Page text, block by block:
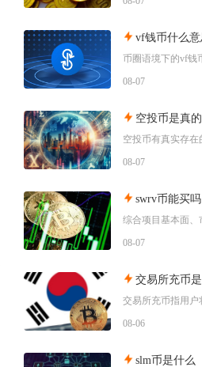
vf钱币什么意
08-07
空投币是真
08-07
swrv币能买吗
08-07
交易所充币
08-06
slm币是什么